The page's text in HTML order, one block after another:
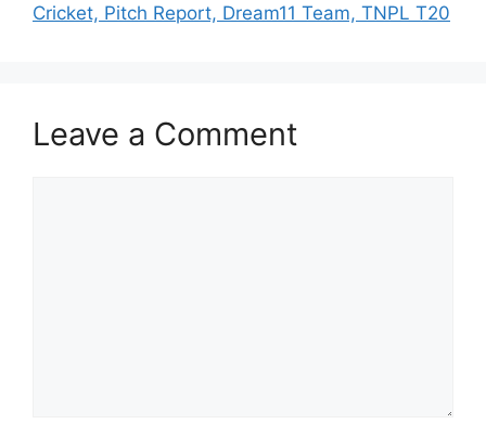
Cricket, Pitch Report, Dream11 Team, TNPL T20
Leave a Comment